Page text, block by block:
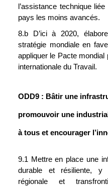
l’assistance technique
pays les moins avancés.
8.b D’ici à 2020,
stratégie mondiale en
appliquer le Pacte mondial
internationale du Travail.
ODD9 : Bâtir une
promouvoir une
à tous et encourager
9.1 Mettre en place une
durable et résiliente, y
régionale et